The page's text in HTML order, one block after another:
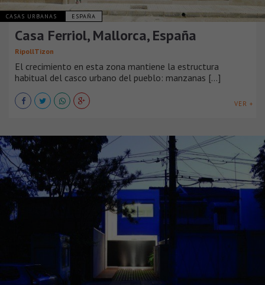
CASAS URBANAS ESPAÑA
Casa Ferriol, Mallorca, España
RipollTizon
El crecimiento en esta zona mantiene la estructura
habitual del casco urbano del pueblo: manzanas [...]
VER +